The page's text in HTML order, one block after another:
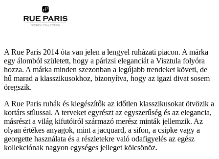
A Rue Paris 2014 óta van jelen a lengyel ruházati piacon. A márka
egy álomból született, hogy a párizsi eleganciát a Visztula folyóra
hozza. A márka minden szezonban a legújabb trendeket követi, de
hű marad a klasszikusokhoz, bizonyítva, hogy az igazi divat sosem
öregszik.
A Rue Paris ruhák és kiegészítők az időtlen klasszikusokat ötvözik a
kortárs stílussal. A terveket egyrészt az egyszerűség és az elegancia,
másrészt a világ kifutóiról származó merész minták jellemzik. Az
olyan értékes anyagok, mint a jacquard, a sifon, a csipke vagy a
georgette használata és a részletekre való odafigyelés az egész
kollekciónak nagyon egységes jelleget kölcsönöz.